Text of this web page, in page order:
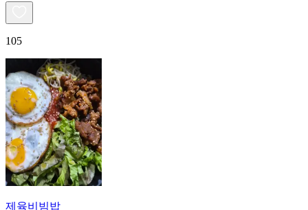
105
제육비빔밥